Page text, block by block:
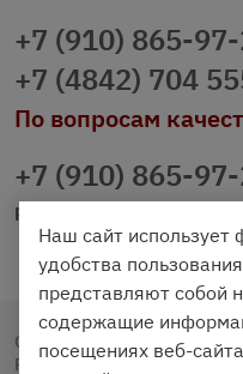
+7 (910) 865-
+7 (4842) 704
По вопросам
+7 (910) 865-
prazdnichniy40@palmi.ru
Copyright © 2020 - 2026.
Разработка и продвижение
Наш сайт использует
удобства
представляют собой
содержащие
посещениях веб-